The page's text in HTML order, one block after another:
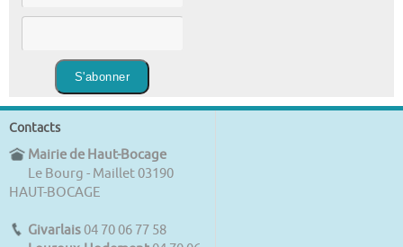
Contacts
Mairie de Haut-Bocage
Le Bourg - Maillet 03190
HAUT-BOCAGE
Givarlais 04 70 06 77 58